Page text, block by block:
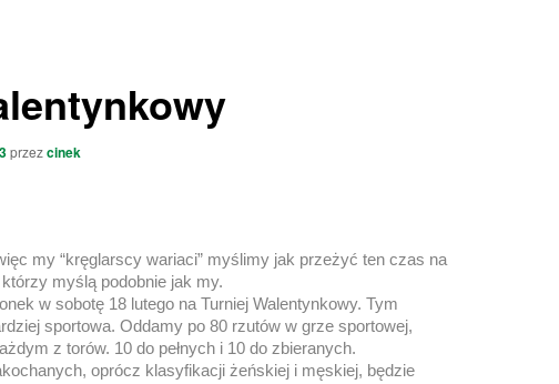
przezcinek
my “kręglarscy wariaci” myślimy jak przeżyć ten czas na
myślą podobnie jak my.
w sobotę 18 lutego na Turniej Walentynkowy. Tym
sportowa. Oddamy po 80 rzutów w grze sportowej,
z torów. 10 do pełnych i 10 do zbieranych.
oprócz klasyfikacji żeńskiej i męskiej, będzie